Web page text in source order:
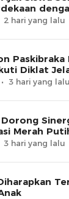
2 hari yang lalu
Diklat
3 hari yang lalu
Merah
3 hari yang lalu